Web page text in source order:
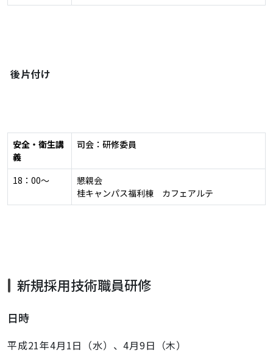
後片付け
安全・衛生講
義
司会：研修委員
18：00～
懇親会
桂キャンパス福利棟 カフェアルテ
新規採用技術職員研修
日時
平成21年4月1日（水）、4月9日（木）